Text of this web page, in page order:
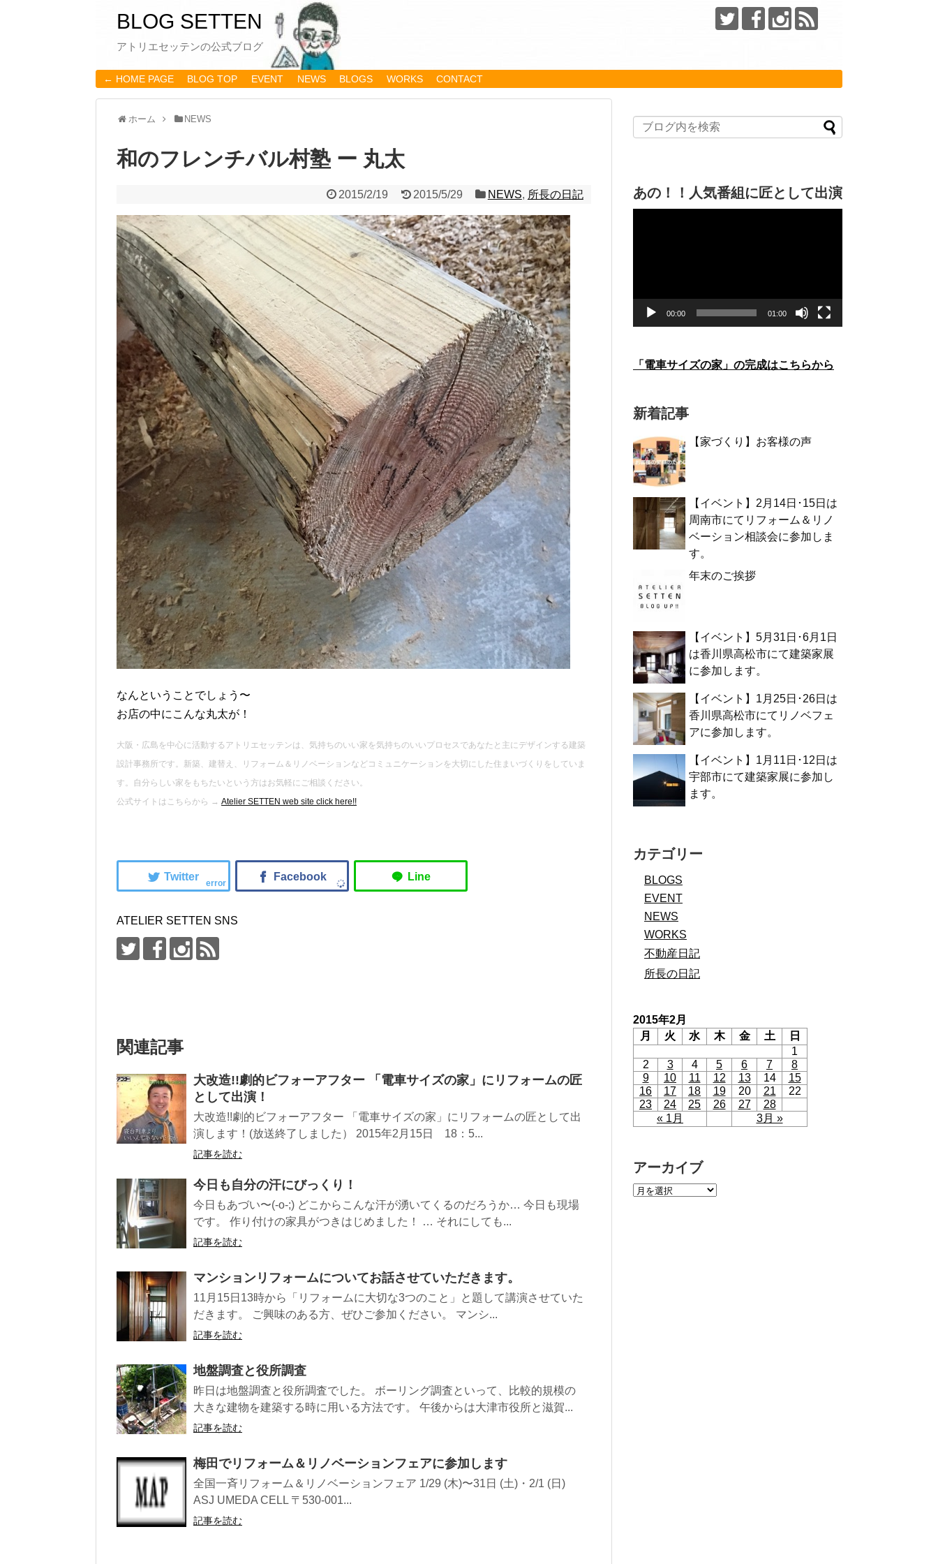
BLOG SETTEN
アトリエセッテンの公式ブログ
← HOME PAGE BLOG TOP EVENT NEWS BLOGS WORKS CONTACT
ホーム NEWS
和のフレンチバル村塾 ー 丸太
2015/2/19 2015/5/29 NEWS, 所長の日記
なんということでしょう〜
お店の中にこんな丸太が！
大阪・広島を中心に活動するアトリエセッテンは、気持ちのいい家を気持ちのいいプロセスであなたと主にデザインする建築
設計事務所です。新築、建替え、リフォーム＆リノベーションなどコミュニケーションを大切にした住まいづくりをしていま
す。自分らしい家をもちたいという方はお気軽にご相談ください。
公式サイトはこちらから → Atelier SETTEN web site click here!!
error
ATELIER SETTEN SNS
関連記事
大改造!!劇的ビフォーアフター 「電車サイズの家」にリフォームの匠
として出演！
大改造!!劇的ビフォーアフター 「電車サイズの家」にリフォームの匠として出
演します！(放送終了しました） 2015年2月15日 18：5...
記事を読む
今日も自分の汗にびっくり！
今日もあづい〜(-o-;) どこからこんな汗が湧いてくるのだろうか… 今日も現場
です。 作り付けの家具がつきはじめました！ … それにしても...
記事を読む
マンションリフォームについてお話させていただきます。
11月15日13時から「リフォームに大切な3つのこと」と題して講演させていた
だきます。 ご興味のある方、ぜひご参加ください。 マンシ...
記事を読む
地盤調査と役所調査
昨日は地盤調査と役所調査でした。 ボーリング調査といって、比較的規模の
大きな建物を建築する時に用いる方法です。 午後からは大津市役所と滋賀...
記事を読む
梅田でリフォーム＆リノベーションフェアに参加します
全国一斉リフォーム＆リノベーションフェア 1/29 (木)〜31日 (土)・2/1 (日)
ASJ UMEDA CELL 〒530-001...
記事を読む
あの！！人気番組に匠として出演
ー
00:00 01:00
「電車サイズの家」の完成はこちらから
新着記事
【家づくり】お客様の声
【イベント】2月14日･15日は
周南市にてリフォーム＆リノ
ベーション相談会に参加しま
す。
年末のご挨拶
【イベント】5月31日･6月1日
は香川県高松市にて建築家展
に参加します。
【イベント】1月25日･26日は
香川県高松市にてリノベフェ
アに参加します。
【イベント】1月11日･12日は
宇部市にて建築家展に参加し
ます。
カテゴリー
BLOGS
EVENT
NEWS
WORKS
不動産日記
所長の日記
2015年2月
月
火 水 木 金 土 日
« 1月 3月 »
1
2
3 4 5 6 7
8
9
10 11 12 13 14
15
16
17 18 19 20 21
22
23
24 25 26 27 28
アーカイブ